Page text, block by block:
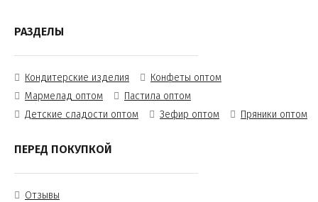
РАЗДЕЛЫ
Кондитерские изделия
Конфеты оптом
Мармелад оптом
Пастила оптом
Детские сладости оптом
Зефир оптом Пряники оптом
ПЕРЕД ПОКУПКОЙ
Отзывы